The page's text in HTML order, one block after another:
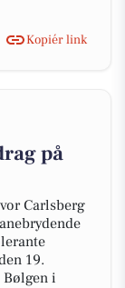
Kopiér link
på
Carlsberg
19.
i